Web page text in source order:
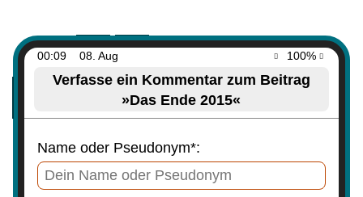
00:09 08. Aug 100%
Verfasse ein Kommentar zum Beitrag
»Das Ende 2015«
Name oder Pseudonym*: